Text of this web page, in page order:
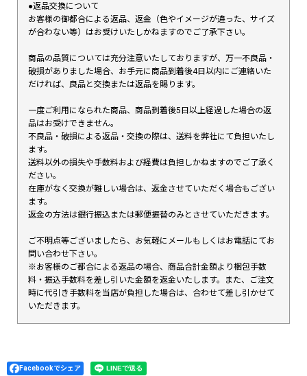
●返品交換について
お客様の御都合による返品、返金（色やイメージが違った、サイズ
が合わない等）はお受けいたしかねますのでご了承下さい。
商品の品質については充分注意いたしておりますが、万一不良品・
破損がありました場合、お手元に商品到着後4日以内にご連絡いた
だければ、良品と交換または返品を賜ります。
一度ご利用になられた商品、商品到着後5日以上経過した場合の返
品はお受けできません。
不良品・破損による返品・交換の際は、送料を弊社にて負担いたし
ます。
送料以外の損失や手数料および経費は負担しかねますのでご了承く
ださい。
在庫がなく交換が難しい場合は、返金させていただく場合もござい
ます。
返金の方法は銀行振込または郵便振替のみとさせていただきます。
ご不明点等ございましたら、お気軽にメールもしくはお電話にてお
問い合わせ下さい。
※お客様のご都合による返品の場合、商品合計金額より梱包手数
料・振込手数料を差し引いた金額を返金いたします。また、ご注文
時に代引き手数料を当店が負担した場合は、合わせて差し引かせて
いただきます。
Facebookでシェア